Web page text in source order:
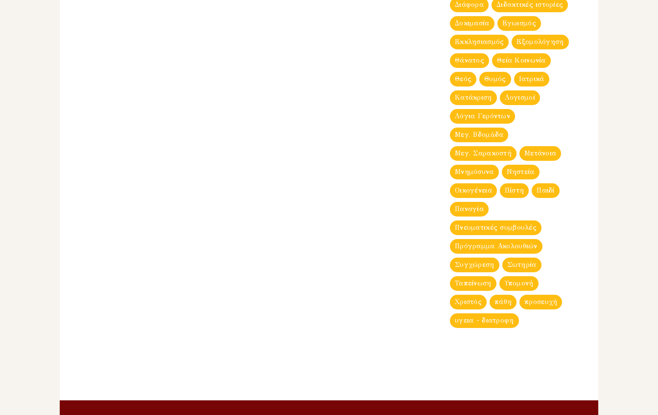
Διάφορα Διδακτικές ιστορίες
Δοκιμασία Εγωισμός
Εκκλησιασμός Εξομολόγηση
Θάνατος Θεία Κοινωνία
Θεός Θυμός Ιατρικά
Κατάκριση Λογισμοί
Λόγια Γερόντων
Μεγ. Βδομἀδα
Μεγ. Σαρακοστή Μετάνοια
Μνημόσυνα Νηστεία
Οικογένεια Πίστη Παιδί
Παναγία
Πνευματικές συμβουλές
Πρόγραμμα Ακολουθιών
Συγχώρεση Σωτηρία
Ταπείνωση Υπομονή
Χριστός πάθη προσευχή
υγεια - διατροφη